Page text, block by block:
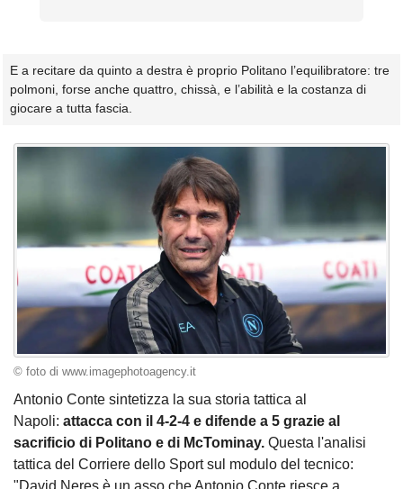
E a recitare da quinto a destra è proprio Politano l’equilibratore: tre
polmoni, forse anche quattro, chissà, e l’abilità e la costanza di
giocare a tutta fascia.
© foto di www.imagephotoagency.it
Antonio Conte sintetizza la sua storia tattica al
Napoli: attacca con il 4-2-4 e difende a 5 grazie al
sacrificio di Politano e di McTominay. Questa l'analisi
tattica del Corriere dello Sport sul modulo del tecnico: